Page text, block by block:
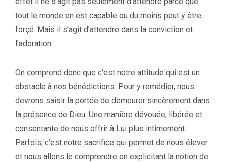
tout le monde en est capable ou du moins peut y être
forçé. Mais il s’agit d’attendre dans la conviction et
l’adoration.
On comprend donc que c’est notre attitude qui est un
obstacle à nos bénédictions. Pour y remédier, nous
devrons saisir la portée de demeurer sincèrement dans
la présence de Dieu. Une manière dévouée, libérée et
consentante de nous offrir à Lui plus intimement.
Parfois, c’est notre sacrifice qui permet de nous élever
et nous allons le comprendre en explicitant la notion de